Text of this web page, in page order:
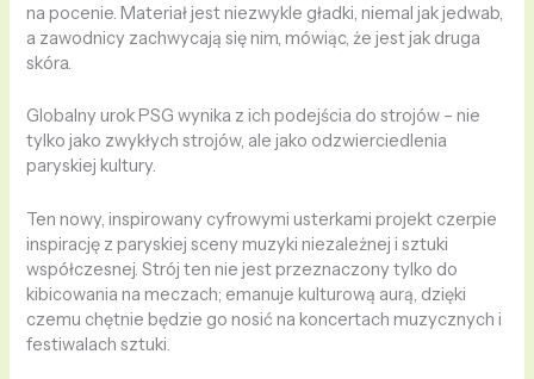
na pocenie. Materiał jest niezwykle gładki, niemal jak jedwab,
a zawodnicy zachwycają się nim, mówiąc, że jest jak druga
skóra.
Globalny urok PSG wynika z ich podejścia do strojów – nie
tylko jako zwykłych strojów, ale jako odzwierciedlenia
paryskiej kultury.
Ten nowy, inspirowany cyfrowymi usterkami projekt czerpie
inspirację z paryskiej sceny muzyki niezależnej i sztuki
współczesnej. Strój ten nie jest przeznaczony tylko do
kibicowania na meczach; emanuje kulturową aurą, dzięki
czemu chętnie będzie go nosić na koncertach muzycznych i
festiwalach sztuki.